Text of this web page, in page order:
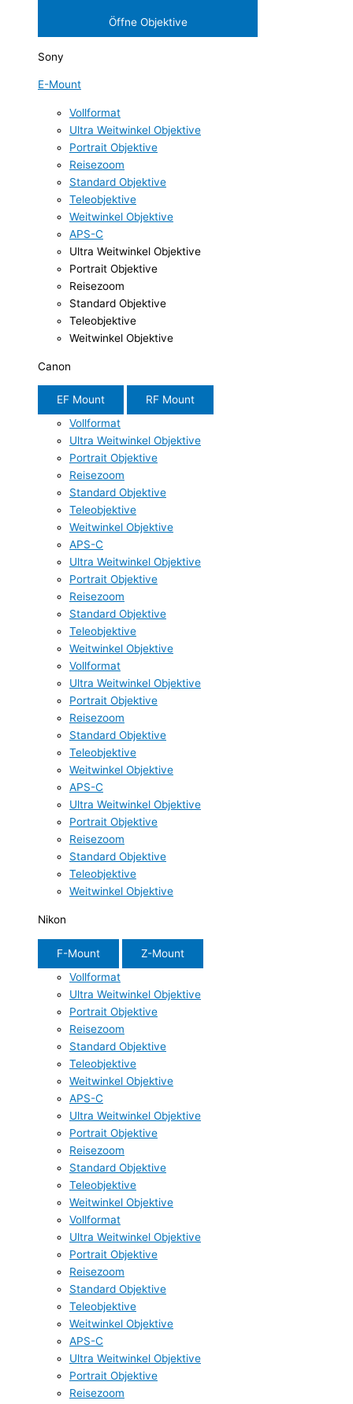
Öffne Objektive
Sony
E-Mount
Vollformat
Ultra Weitwinkel Objektive
Portrait Objektive
Reisezoom
Standard Objektive
Teleobjektive
Weitwinkel Objektive
APS-C
Ultra Weitwinkel Objektive
Portrait Objektive
Reisezoom
Standard Objektive
Teleobjektive
Weitwinkel Objektive
Canon
EF Mount
RF Mount
Vollformat
Ultra Weitwinkel Objektive
Portrait Objektive
Reisezoom
Standard Objektive
Teleobjektive
Weitwinkel Objektive
APS-C
Ultra Weitwinkel Objektive
Portrait Objektive
Reisezoom
Standard Objektive
Teleobjektive
Weitwinkel Objektive
Vollformat
Ultra Weitwinkel Objektive
Portrait Objektive
Reisezoom
Standard Objektive
Teleobjektive
Weitwinkel Objektive
APS-C
Ultra Weitwinkel Objektive
Portrait Objektive
Reisezoom
Standard Objektive
Teleobjektive
Weitwinkel Objektive
Nikon
F-Mount
Z-Mount
Vollformat
Ultra Weitwinkel Objektive
Portrait Objektive
Reisezoom
Standard Objektive
Teleobjektive
Weitwinkel Objektive
APS-C
Ultra Weitwinkel Objektive
Portrait Objektive
Reisezoom
Standard Objektive
Teleobjektive
Weitwinkel Objektive
Vollformat
Ultra Weitwinkel Objektive
Portrait Objektive
Reisezoom
Standard Objektive
Teleobjektive
Weitwinkel Objektive
APS-C
Ultra Weitwinkel Objektive
Portrait Objektive
Reisezoom